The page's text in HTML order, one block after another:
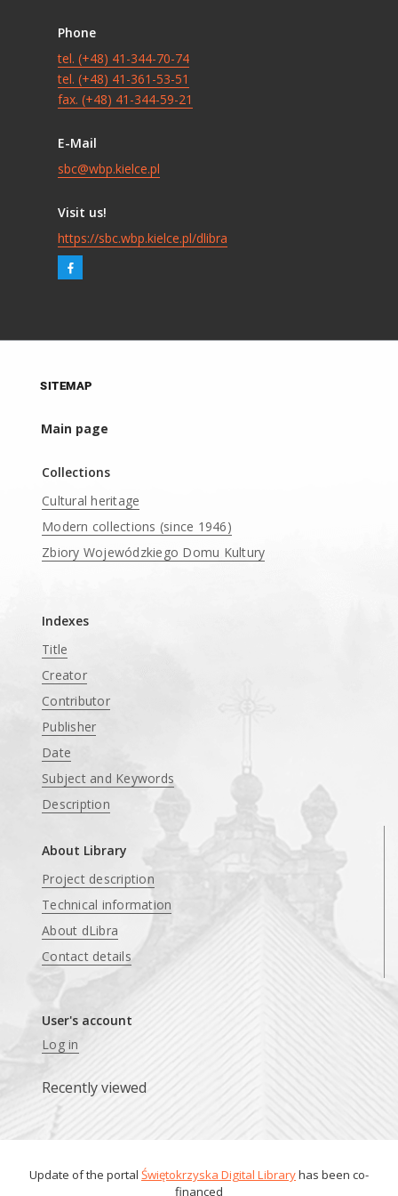
Phone
tel. (+48) 41-344-70-74
tel. (+48) 41-361-53-51
fax. (+48) 41-344-59-21
E-Mail
sbc@wbp.kielce.pl
Visit us!
https://sbc.wbp.kielce.pl/dlibra
SITEMAP
Main page
Collections
Cultural heritage
Modern collections (since 1946)
Zbiory Wojewódzkiego Domu Kultury
Indexes
Title
Creator
Contributor
Publisher
Date
Subject and Keywords
Description
About Library
Project description
Technical information
About dLibra
Contact details
User's account
Log in
Recently viewed
Update of the portal Świętokrzyska Digital Libraryhas been co-
financed